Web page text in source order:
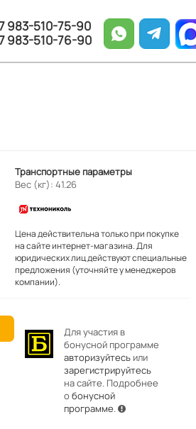
983-510-75-90
983-510-76-90
Транспортные параметры
Вес (кг): 41.26
Цена действительна только при покупке
на сайте интернет-магазина. Для
юридических лиц действуют специальные
предложения (уточняйте у менеджеров
компании).
Для участия в
бонусной программе
авторизуйтесьили
зарегистрируйтесь
на сайте. Подробнее
обонусной
программе.